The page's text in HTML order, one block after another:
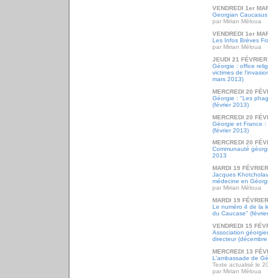
VENDREDI 1er
Georgian Caucasus
par Mirian Méloua
VENDREDI 1er
Les Infos Brèves
par Mirian Méloua
JEUDI 21
Géorgie : office
victimes de
mars 2013)
MERCREDI 20
Géorgie : "Les
(février 2013)
MERCREDI 20
Géorgie et France
(février 2013)
MERCREDI 20
Communauté
2013
MARDI 19
Jacques
médecine en
par Mirian Méloua
MARDI 19
Le numéro 4 de la
du Caucase"
VENDREDI 15
Association
directeur
MERCREDI 13
L'ambassade de
Texte actualisé le
par Mirian Méloua